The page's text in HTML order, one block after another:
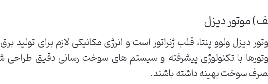
موتور دیزل
دیزل ولوو پنتا، قلب ژنراتور است و انرژی مکانیکی لازم برای تولید
با تکنولوژی پیشرفته و سیستم های سوخت رسانی دقیق طراحی
سوخت بهینه داشته باشند.